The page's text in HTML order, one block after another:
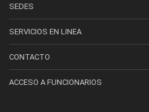
SEDES
SERVICIOS EN LINEA
CONTACTO
ACCESO A FUNCIONARIOS